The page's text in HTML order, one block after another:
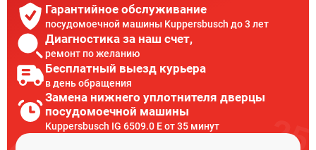
Гарантийное обслуживание
посудомоечной машины Kuppersbusch до 3 лет
Диагностика за наш счет,
ремонт по желанию
Бесплатный выезд курьера
в день обращения
Замена нижнего уплотнителя дверцы
посудомоечной машины
Kuppersbusch IG 6509.0 E от 35 минут